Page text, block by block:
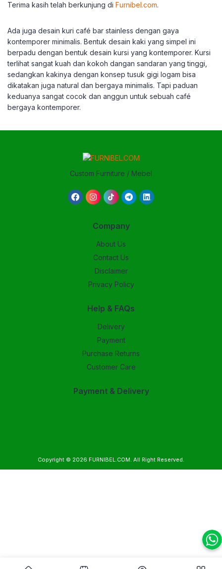
Terima kasih telah berkunjung di Furnibel.com.
Ada juga desain kuri café bar stainless dengan gaya
kontemporer minimalis. Bentuk desain kaki yang simpel ini
berpadu dengan bentuk desain kursi yang kontemporer. Kursi
terlihat sangat kuah dan kokoh dangan sandaran yang tinggi,
sedangkan kakinya dengan konsep tusuk gigi logam bisa
dikatakan juga natural dan bergaya minimalis. Tapi paduan
keduanya sangat cocok dan anggun untuk sebuah café
bergaya kontemporer.
Custom Furniture / Mebel
Company
About Us
Contact Us
Disclaimer
Privacy Policy
Help & FAQs
Delivery
Payment
Purchase Returns
Customer Care
Payment & Delivery
Copyright © 2026 FURNIBEL.COM. All Right Reserved.